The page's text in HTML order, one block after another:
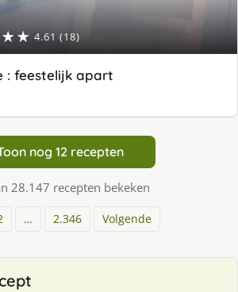
4.61 (18)
: feestelijk apart
nog 12 recepten
28.147 recepten bekeken
… 2.346 Volgende